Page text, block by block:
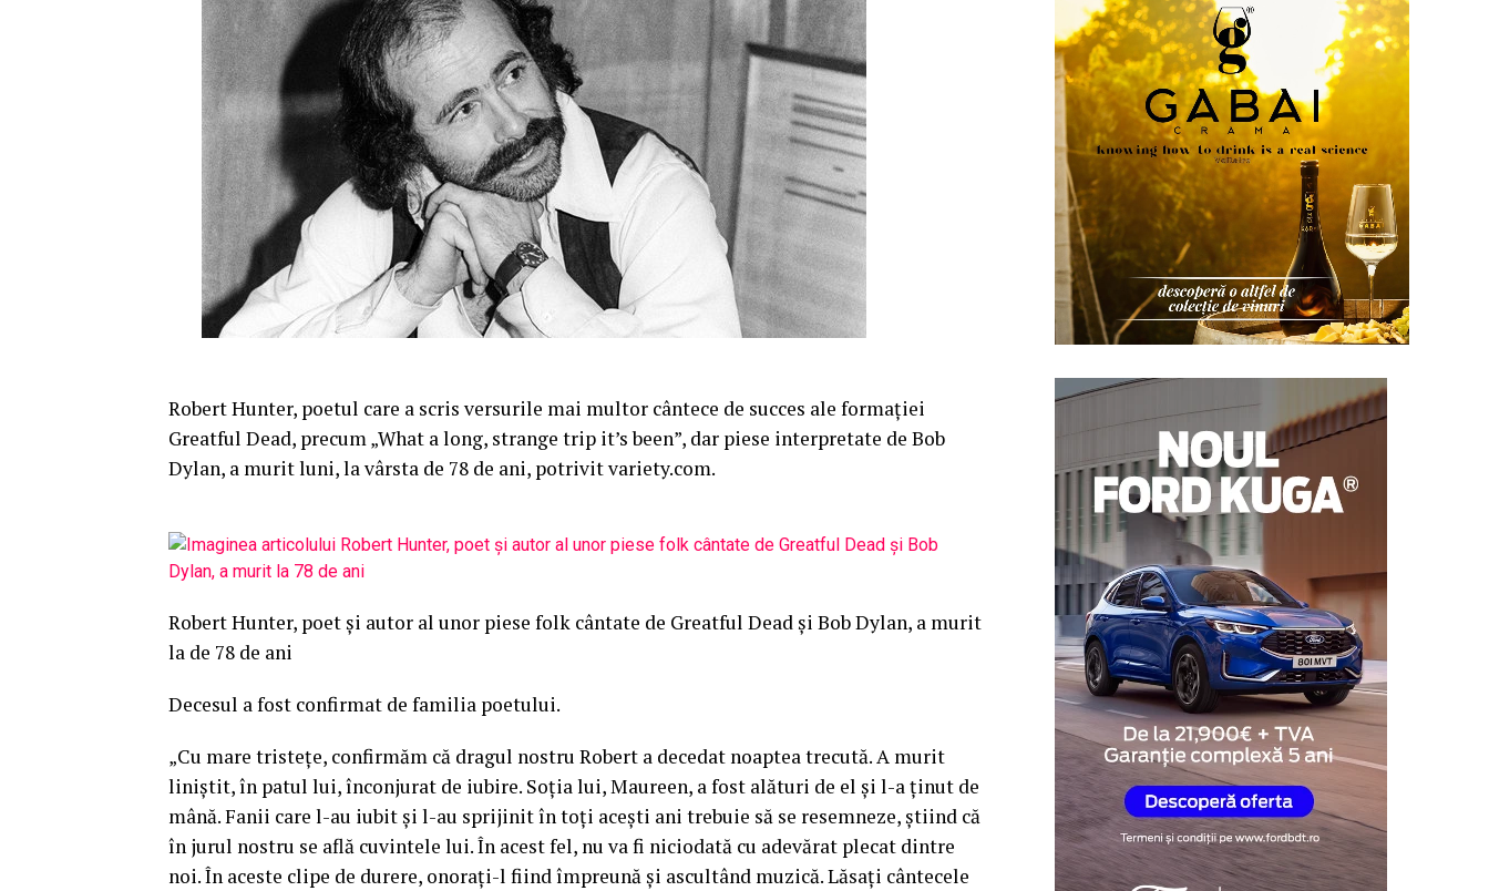
Robert Hunter, poetul care a scris versurile mai multor cântece de succes ale formaţiei
Greatful Dead, precum „What a long, strange trip it’s been”, dar piese interpretate de Bob
Dylan, a murit luni, la vârsta de 78 de ani, potrivit variety.com.
Robert Hunter, poet şi autor al unor piese folk cântate de Greatful Dead şi Bob Dylan, a murit
la de 78 de ani
Decesul a fost confirmat de familia poetului.
„Cu mare tristeţe, confirmăm că dragul nostru Robert a decedat noaptea trecută. A murit
liniştit, în patul lui, înconjurat de iubire. Soţia lui, Maureen, a fost alături de el şi l-a ţinut de
mână. Fanii care l-au iubit şi l-au sprijinit în toţi aceşti ani trebuie să se resemneze, ştiind că
în jurul nostru se află cuvintele lui. În acest fel, nu va fi niciodată cu adevărat plecat dintre
noi. În aceste clipe de durere, onoraţi-l fiind împreună şi ascultând muzică. Lăsaţi cântecele